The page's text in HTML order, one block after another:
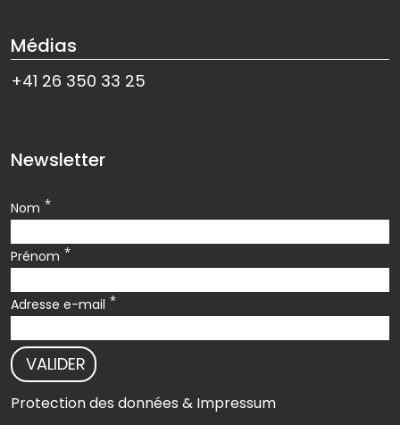
Médias
+41 26 350 33 25
Newsletter
Nom *
Prénom *
Adresse e-mail *
VALIDER
Protection des données & Impressum